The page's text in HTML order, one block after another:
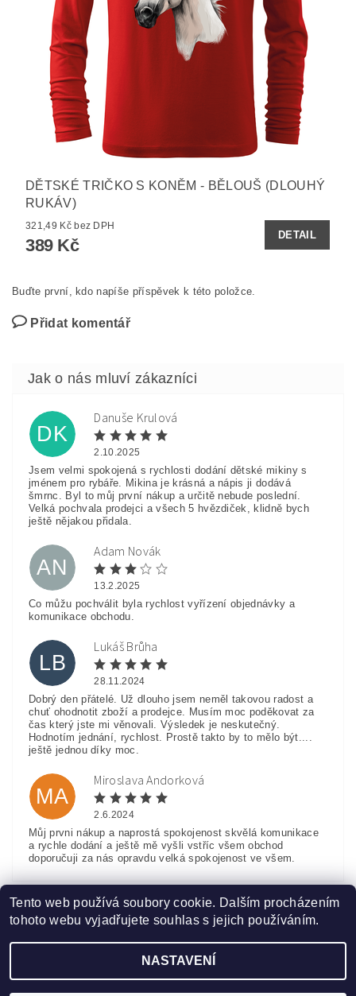
DĚTSKÉ TRIČKO S KONĚM - BĚLOUŠ (DLOUHÝ
RUKÁV)
321,49 Kč bez DPH
389 Kč
DETAIL
Buďte první, kdo napíše příspěvek k této položce.
Přidat komentář
DK
Danuše Krulová
2.10.2025
Jsem velmi spokojená s rychlosti dodání dětské mikiny s
jménem pro rybáře. Mikina je krásná a nápis ji dodává
šmrnc. Byl to můj první nákup a určitě nebude poslední.
Velká pochvala prodejci a všech 5 hvězdiček, klidně bych
ještě nějakou přidala.
AN
Adam Novák
13.2.2025
Co můžu pochválit byla rychlost vyřízení objednávky a
komunikace obchodu.
LB
Lukáš Brůha
28.11.2024
Dobrý den přátelé. Už dlouho jsem neměl takovou radost a
chuť ohodnotit zboží a prodejce. Musím moc poděkovat za
čas který jste mi věnovali. Výsledek je neskutečný.
Hodnotím jednání, rychlost. Prostě takto by to mělo být....
ještě jednou díky moc.
MA
Miroslava Andorková
2.6.2024
Můj prvni nákup a naprostá spokojenost skvělá komunikace
a rychle dodání a ještě mě vyšli vstříc všem obchod
doporučuji za nás opravdu velká spokojenost ve všem.
2026 ©www.HobbyTriko.cz, všechna práva vyhrazenaUpravit nastavení cookies
Tento web používá soubory cookie. Dalším procházením
tohoto webu vyjadřujete souhlas s jejich používáním.
NASTAVENÍ